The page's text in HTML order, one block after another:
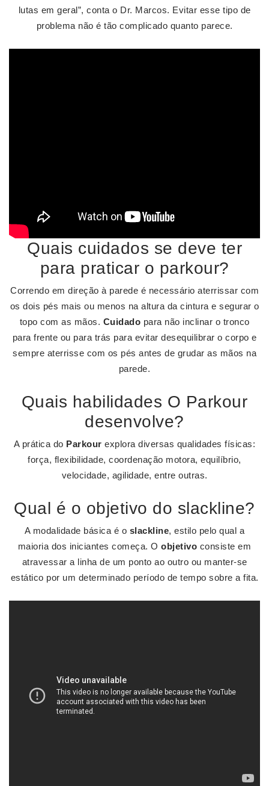
lutas em geral”, conta o Dr. Marcos. Evitar esse tipo de
problema não é tão complicado quanto parece.
Quais cuidados se deve ter
para praticar o parkour?
Correndo em direção à parede é necessário aterrissar com
os dois pés mais ou menos na altura da cintura e segurar o
topo com as mãos. Cuidado para não inclinar o tronco
para frente ou para trás para evitar desequilibrar o corpo e
sempre aterrisse com os pés antes de grudar as mãos na
parede.
Quais habilidades O Parkour
desenvolve?
A prática do Parkour explora diversas qualidades físicas:
força, flexibilidade, coordenação motora, equilíbrio,
velocidade, agilidade, entre outras.
Qual é o objetivo do slackline?
A modalidade básica é o slackline, estilo pelo qual a
maioria dos iniciantes começa. Oobjetivo consiste em
atravessar a linha de um ponto ao outro ou manter-se
estático por um determinado período de tempo sobre a fita.